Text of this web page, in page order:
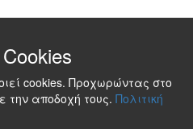
cookies. Προχωρώντας στο
την αποδοχή τους. Πολιτική